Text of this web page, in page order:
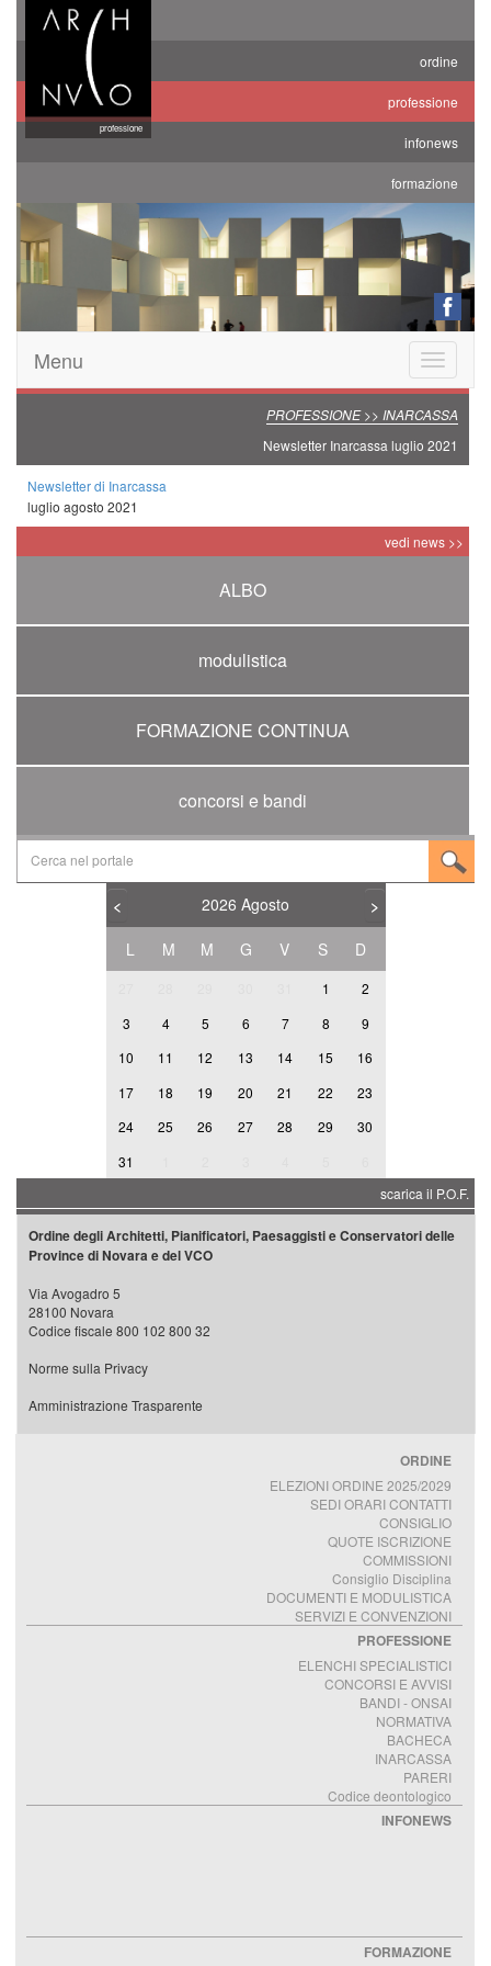
ordine
professione
infonews
formazione
professione
Toggle
Menu
PROFESSIONE >> INARCASSA
Newsletter Inarcassa luglio 2021
Newsletter di Inarcassa
luglio agosto 2021
vedi news >>
ALBO
modulistica
FORMAZIONE CONTINUA
concorsi e bandi
< 2026 Agosto
>
L
M M G V S D
1
2
3
4 5 6 7 8
9
10
11 12 13 14 15
16
17
18 19 20 21 22
23
24
25 26 27 28 29
30
31
scarica il P.O.F.
Ordine degli Architetti, Pianificatori, Paesaggisti e Conservatori delle
Province di Novara e del VCO
Via Avogadro 5
28100 Novara
Codice fiscale 800 102 800 32
Norme sulla Privacy
Amministrazione Trasparente
ORDINE
ELEZIONI ORDINE 2025/2029
SEDI ORARI CONTATTI
CONSIGLIO
QUOTE ISCRIZIONE
COMMISSIONI
Consiglio Disciplina
DOCUMENTI E MODULISTICA
SERVIZI E CONVENZIONI
PROFESSIONE
ELENCHI SPECIALISTICI
CONCORSI E AVVISI
BANDI - ONSAI
NORMATIVA
BACHECA
INARCASSA
PARERI
Codice deontologico
INFONEWS
FORMAZIONE